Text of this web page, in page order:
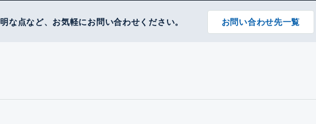
な点など、お気軽にお問い合わせください。 お問い合わせ先一覧